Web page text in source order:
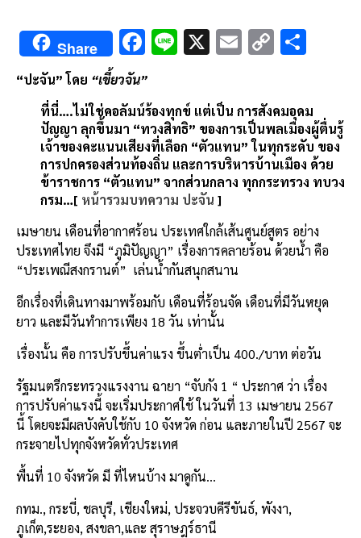
Share F
ac
b
o
o
k
Li X E
l
C
Li
n
k
e
“ปะจัน” โดย “เขี้ยวจัน”
ที่นี่….ไม่ใช่คอลัมน์ร้องทุกข์ แต่เป็น การสังคมอุดม
ปัญญา ลุกขึ้นมา “ทวงสิทธิ” ของการเป็นพลเมืองผู้ตื่นรู้
เจ้าของคะแนนเสียงที่เลือก “ตัวแทน” ในทุกระดับ ของ
การปกครองส่วนท้องถิ่น และการบริหารบ้านเมือง ด้วย
ข้าราชการ “ตัวแทน” จากส่วนกลาง ทุกกระทรวง ทบวง
กรม…[ หน้ารวมบทความ ปะจัน ]
เมษายน เดือนที่อากาศร้อน ประเทศใกล้เส้นศูนย์สูตร อย่าง
ประเทศไทย จึงมี “ภูมิปัญญา” เรื่องการคลายร้อน ด้วยน้ำ คือ
“ประเพณีสงกรานต์” เล่นน้ำกันสนุกสนาน
อีกเรื่องที่เดินทางมาพร้อมกับ เดือนที่ร้อนจัด เดือนที่มีวันหยุด
ยาว และมีวันทำการเพียง 18 วัน เท่านั้น
เรื่องนั้น คือ การปรับขึ้นค่าแรง ขึ้นต่ำเป็น 400./บาท ต่อวัน
รัฐมนตรีกระทรวงแรงงาน ฉายา “จับกัง 1 “ ประกาศ ว่า เรื่อง
การปรับค่าแรงนี้ จะเริ่มประกาศใช้ ในวันที่ 13 เมษายน 2567
นี้ โดยจะมีผลบังคับใช้กับ 10 จังหวัด ก่อน และภายในปี 2567 จะ
กระจายไปทุกจังหวัดทั่วประเทศ
พื้นที่ 10 จังหวัด มี ที่ไหนบ้าง มาดูกัน…
กทม., กระบี่, ชลบุรี, เชียงใหม่, ประจวบคีรีขันธ์, พังงา,
ภูเก็ต,ระยอง, สงขลา,และ สุราษฎร์ธานี